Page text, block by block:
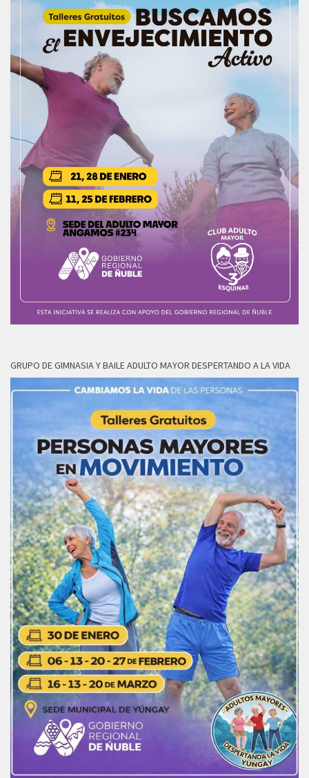
GRUPO DE GIMNASIA Y BAILE ADULTO MAYOR DESPERTANDO A LA VIDA